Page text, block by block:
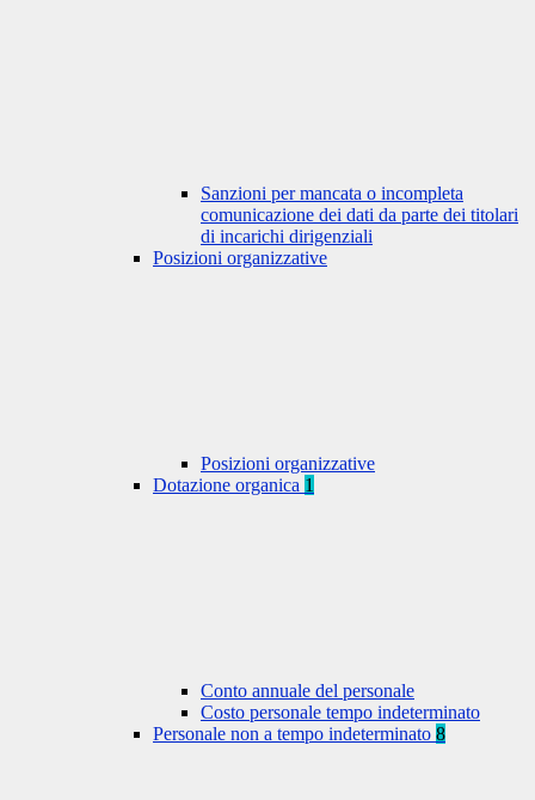
Sanzioni per mancata o incompleta
comunicazione dei dati da parte dei titolari
di incarichi dirigenziali
Posizioni organizzative
Posizioni organizzative
Dotazione organica 1
Conto annuale del personale
Costo personale tempo indeterminato
Personale non a tempo indeterminato 8